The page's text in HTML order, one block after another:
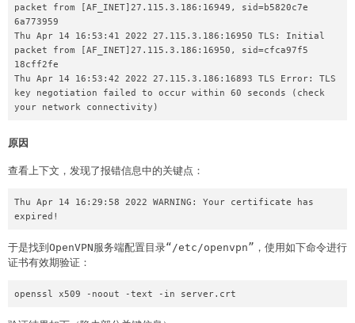
packet from [AF_INET]27.115.3.186:16949, sid=b5820c7e
6a773959
Thu Apr 14 16:53:41 2022 27.115.3.186:16950 TLS: Initial
packet from [AF_INET]27.115.3.186:16950, sid=cfca97f5
18cff2fe
Thu Apr 14 16:53:42 2022 27.115.3.186:16893 TLS Error: TLS
key negotiation failed to occur within 60 seconds (check
原因
查看上下文，发现了报错信息中的关键点：
Thu Apr 14 16:29:58 2022 WARNING: Your certificate has
expired!
于是找到OpenVPN服务端配置目录“/etc/openvpn”，使用如下命令进行
证书有效期验证：
openssl x509 -noout -text -in server.crt